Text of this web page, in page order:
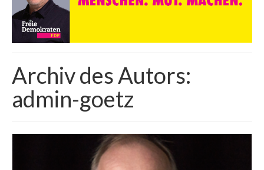
Archiv des Autors:
admin-goetz